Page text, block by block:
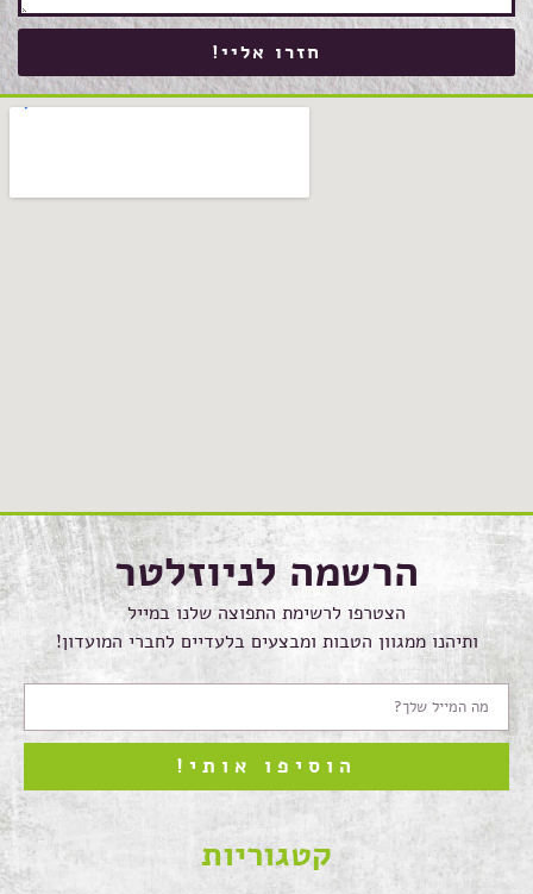
חזרו אליי!
הרשמה לניוזלטר
הצטרפו לרשימת התפוצה שלנו במייל
ותיהנו ממגוון הטבות ומבצעים בלעדיים לחברי המועדון!
הוסיפו אותי!
קטגוריות